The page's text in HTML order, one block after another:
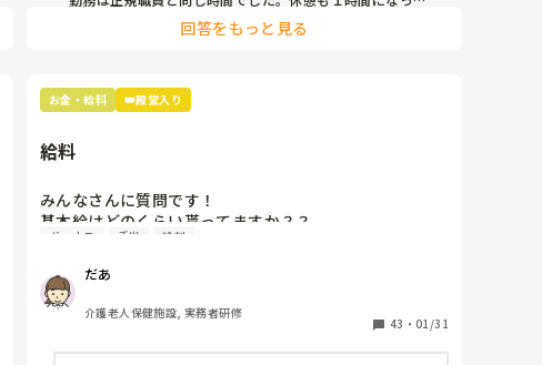
ましたが、利用者さんと食事をし、その後利用者さんの休
憩中の様子も見ないといけないので、自分の休憩時間はあ
それに、自分の担当利用者の１日の様子をパソコンで入力
わたしは、朝夕の送迎も担当してたので、尚更時間もな
新卒の若い子たちは、イベントの係りなども決められたり
していて、とても大変そうでしたよ😭
わたしは、結局はパートなので、そうゆうことはさせられ
なかったので、なんとかやっていましたが、３年も経たな
いで辞めていく人ばかりでしたよ😱
特にうちの施設は大きな行事が２ヶ月に一度位はあったの
で、余計大変だったと思います‼️(-_-;)
回答をもっと見る
お金・給料 👑殿堂入り
給料
みんなさんに質問です！
基本給はどのくらい貰ってますか？？
その他に細い情報とかあれば教えてほしいです。
私は3年目の老健で14万5000円です、、、
質問よろしくお願いします！！！！！
ボーナス 手当 給料
だあ
介護老人保健施設, 実務者研修
43 ・ 01/31